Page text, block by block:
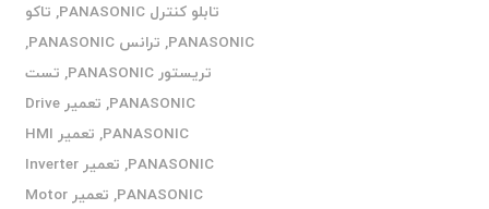
تابلو کنترل PANASONIC
, تاکو
PANASONIC
, ترانس PANASONIC
,
تریستور PANASONIC
, تست
PANASONIC
,
تعمیر Drive
PANASONIC
,
تعمیر HMI
PANASONIC
,
تعمیر Inverter
PANASONIC
,
تعمیر Motor